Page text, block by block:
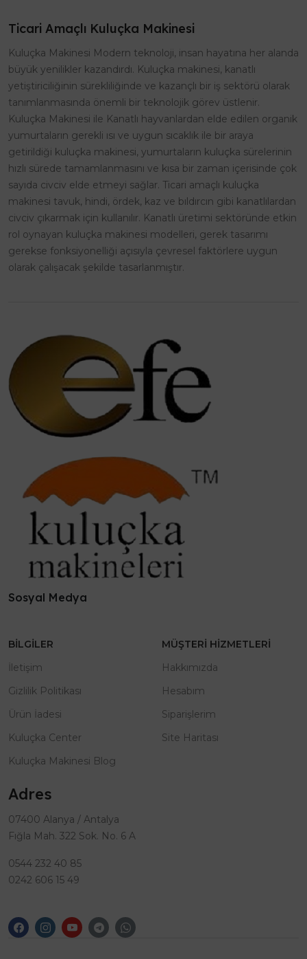
Ticari Amaçlı Kuluçka Makinesi
Kuluçka Makinesi Modern teknoloji, insan hayatına her alanda
büyük yenilikler kazandırdı. Kuluçka makinesi, kanatlı
yetiştiriciliğinin sürekliliğinde ve kazançlı bir iş sektörü olarak
tanımlanmasında önemli bir teknolojik görev üstlenir.
Kuluçka Makinesi ile Kanatlı hayvanlardan elde edilen organik
yumurtaların gerekli ısı ve uygun sıcaklık ile bir araya
getirildiği kuluçka makinesi, yumurtaların kuluçka sürelerinin
hızlı sürede tamamlanmasını ve kısa bir zaman içerisinde çok
sayıda civciv elde etmeyi sağlar. Ticari amaçlı kuluçka
makinesi tavuk, hindi, ördek, kaz ve bıldırcın gibi kanatlılardan
civciv çıkarmak için kullanılır. Kanatlı üretimi sektöründe etkin
rol oynayan kuluçka makinesi modelleri, gerek tasarımı
gerekse fonksiyonelliği açısıyla çevresel faktörlere uygun
olarak çalışacak şekilde tasarlanmıştır.
Sosyal Medya
BILGILER
İletişim
Gizlilik Politikası
Ürün İadesi
Kuluçka Center
Kuluçka Makinesi Blog
MÜŞTERI HIZMETLERI
Hakkımızda
Hesabım
Siparişlerim
Site Haritası
Adres
07400 Alanya / Antalya
Fığla Mah. 322 Sok. No. 6 A
0544 232 40 85
0242 606 15 49